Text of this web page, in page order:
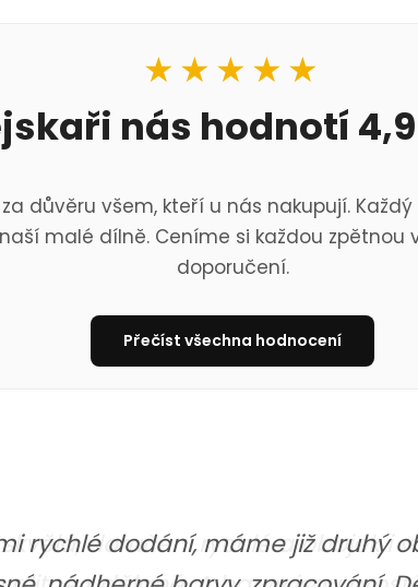
★★★★★
nás hodnotí 4,9
důvěru všem, kteří u nás nakupují.
malé dílně. Ceníme si každou zpětnou
doporučení.
Přečíst všechna hodnocení
doručení rychlé a obojek i